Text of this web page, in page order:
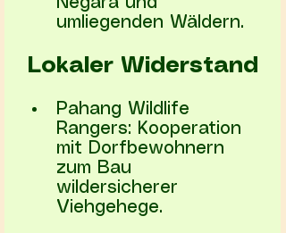
umliegenden Wäldern.
Lokaler Widerstand
Pahang Wildlife
Rangers: Kooperation
mit Dorfbewohnern
zum Bau
wildersicherer
Viehgehege.